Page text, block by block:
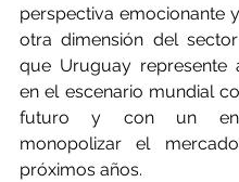
perspectiva emocionante
otra dimensión del
que Uruguay represente
en el escenario mundial
futuro y con un
monopolizar el
próximos años.